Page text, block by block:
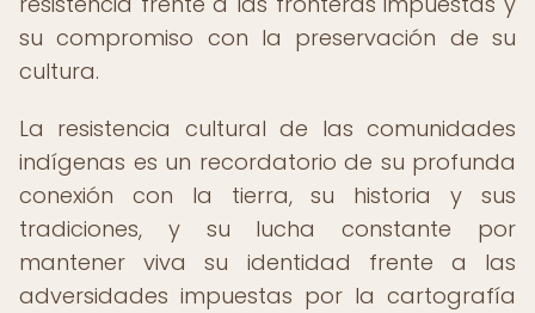
su compromiso con la preservación de su
cultura.
La resistencia cultural de las comunidades
indígenas es un recordatorio de su profunda
conexión con la tierra, su historia y sus
tradiciones, y su lucha constante por
mantener viva su identidad frente a las
adversidades impuestas por la cartografía